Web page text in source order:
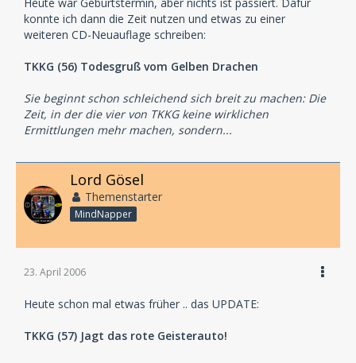
konnte ich dann die Zeit nutzen und etwas zu einer
weiteren CD-Neuauflage schreiben:
TKKG (56) Todesgruß vom Gelben Drachen
Sie beginnt schon schleichend sich breit zu machen: Die
Zeit, in der die vier von TKKG keine wirklichen
Ermittlungen mehr machen, sondern...
Lord Gösel
Themenstarter
MindNapper
23. April 2006
Heute schon mal etwas früher .. das UPDATE:
TKKG (57) Jagt das rote Geisterauto!